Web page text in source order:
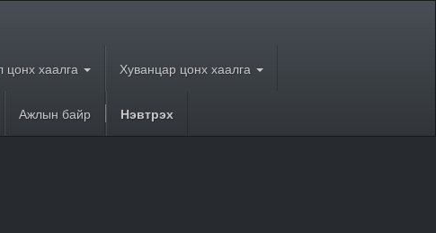
цонх хаалга Хуванцар цонх хаалга
Ажлын байр Нэвтрэх